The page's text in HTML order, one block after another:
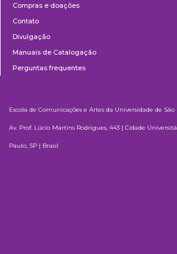
Compras e doações
Contato
Divulgação
Manuais de Catalogação
Perguntas frequentes
Escola de Comunicações e Artes da Universidade de São
Av. Prof. Lúcio Martins Rodrigues, 443 | Cidade
Paulo, SP | Brasil